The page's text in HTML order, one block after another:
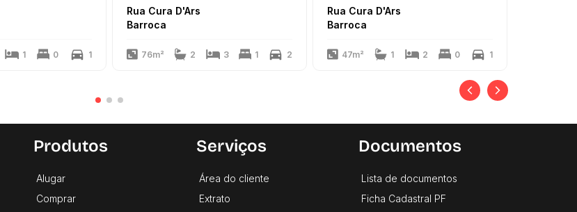
1 0 1
Rua Cura D'Ars
Barroca
76m² 2 3 1 2
Rua Cura D'Ars
Barroca
47m² 1 2 0 1
Produtos
Alugar
Comprar
Serviços
Área do cliente
Extrato
Documentos
Lista de documentos
Ficha Cadastral PF